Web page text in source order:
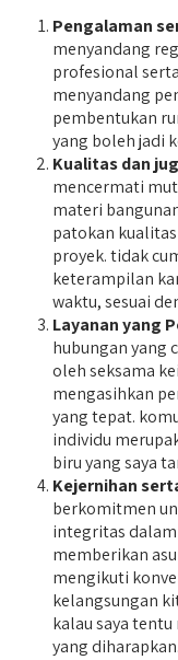
Pengalaman
menyandang
profesional
menyandang
pembentukan
yang boleh jadi
Kualitas dan
mencermati
materi
patokan
proyek. tidak
keterampilan
waktu, sesuai
Layanan yang
hubungan yang
oleh seksama
mengasihkan
yang tepat.
individu
biru yang saya
Kejernihan
berkomitmen
integritas
memberikan
mengikuti
kelangsungan
kalau saya
yang diharapkan.